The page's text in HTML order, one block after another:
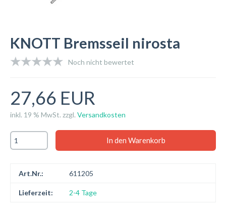
KNOTT Bremsseil nirosta
Noch nicht bewertet
27,66 EUR
inkl. 19 % MwSt. zzgl. Versandkosten
Art.Nr.: 611205
Lieferzeit: 2-4 Tage